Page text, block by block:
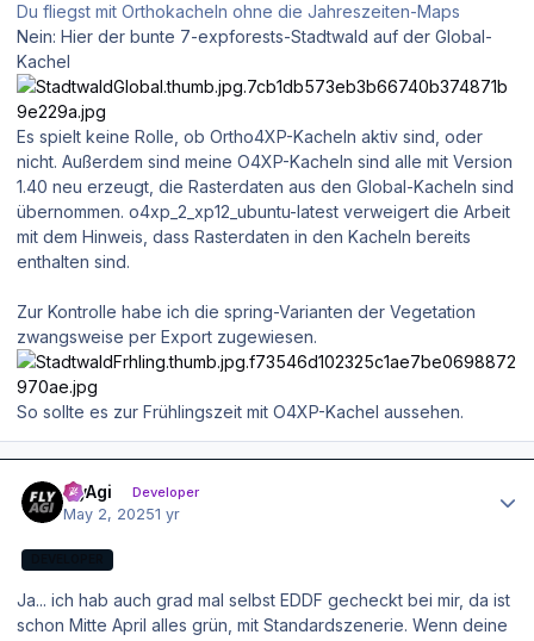
Du fliegst mit Orthokacheln ohne die Jahreszeiten-Maps
Nein: Hier der bunte 7-expforests-Stadtwald auf der Global-
Kachel
Es spielt keine Rolle, ob Ortho4XP-Kacheln aktiv sind, oder
nicht. Außerdem sind meine O4XP-Kacheln sind alle mit Version
1.40 neu erzeugt, die Rasterdaten aus den Global-Kacheln sind
übernommen. o4xp_2_xp12_ubuntu-latest verweigert die Arbeit
mit dem Hinweis, dass Rasterdaten in den Kacheln bereits
enthalten sind.
Zur Kontrolle habe ich die spring-Varianten der Vegetation
zwangsweise per Export zugewiesen.
So sollte es zur Frühlingszeit mit O4XP-Kachel aussehen.
FlyAgi Developer
May 2, 20251 yr
Ja... ich hab auch grad mal selbst EDDF gecheckt bei mir, da ist
schon Mitte April alles grün, mit Standardszenerie. Wenn deine